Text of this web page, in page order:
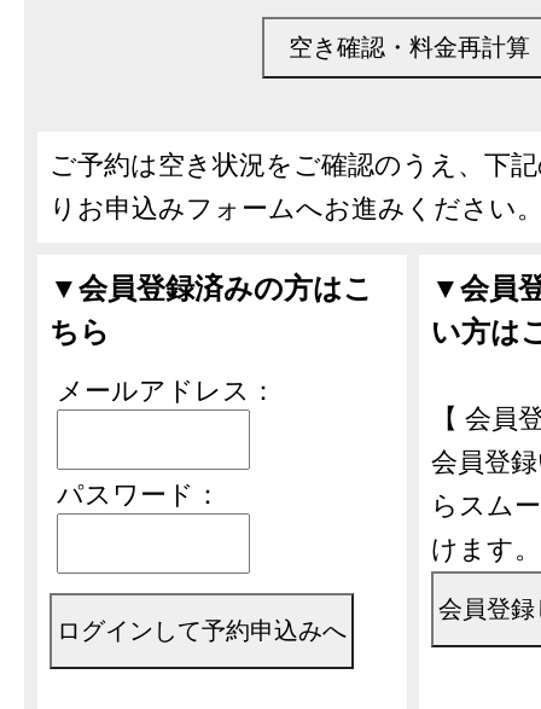
ご予約は空き状況をご確認のうえ、下
りお申込みフォームへお進みください
▼会員登録済みの方はこ
ちら
メールアドレス：
パスワード：
▼会員
い方は
【 会員
会員登
らスム
けます。